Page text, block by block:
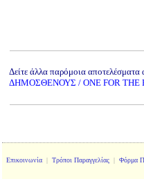
Δείτε άλλα παρόμοια αποτελέσματα
ΔΗΜΟΣΘΕΝΟΥΣ / ONE FOR THE
Επικοινωνία| Τρόποι Παραγγελίας| Φόρμα